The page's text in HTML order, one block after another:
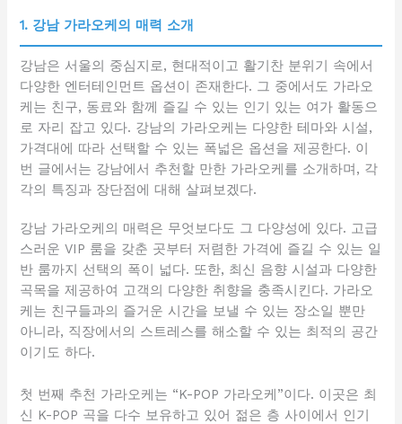
1. 강남 가라오케의 매력 소개
강남은 서울의 중심지로, 현대적이고 활기찬 분위기 속에서
다양한 엔터테인먼트 옵션이 존재한다. 그 중에서도 가라오
케는 친구, 동료와 함께 즐길 수 있는 인기 있는 여가 활동으
로 자리 잡고 있다. 강남의 가라오케는 다양한 테마와 시설,
가격대에 따라 선택할 수 있는 폭넓은 옵션을 제공한다. 이
번 글에서는 강남에서 추천할 만한 가라오케를 소개하며, 각
각의 특징과 장단점에 대해 살펴보겠다.
강남 가라오케의 매력은 무엇보다도 그 다양성에 있다. 고급
스러운 VIP 룸을 갖춘 곳부터 저렴한 가격에 즐길 수 있는 일
반 룸까지 선택의 폭이 넓다. 또한, 최신 음향 시설과 다양한
곡목을 제공하여 고객의 다양한 취향을 충족시킨다. 가라오
케는 친구들과의 즐거운 시간을 보낼 수 있는 장소일 뿐만
아니라, 직장에서의 스트레스를 해소할 수 있는 최적의 공간
이기도 하다.
첫 번째 추천 가라오케는 “K-POP 가라오케”이다. 이곳은 최
신 K-POP 곡을 다수 보유하고 있어 젊은 층 사이에서 인기